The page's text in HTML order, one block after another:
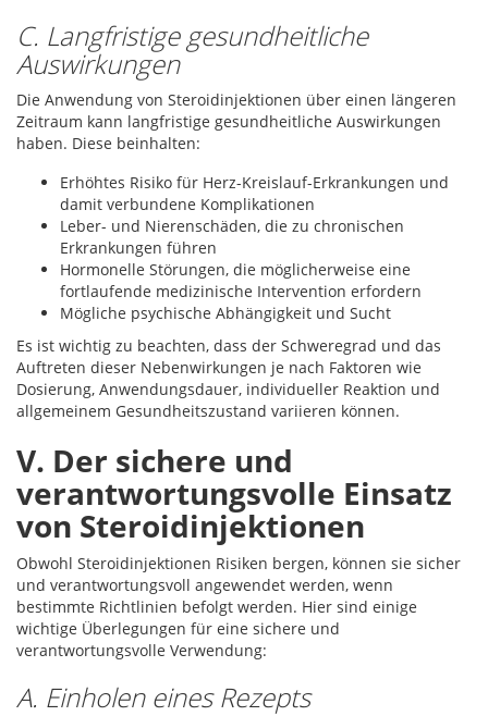
C. Langfristige gesundheitliche
Auswirkungen
Die Anwendung von Steroidinjektionen über einen längeren
Zeitraum kann langfristige gesundheitliche Auswirkungen
haben. Diese beinhalten:
Erhöhtes Risiko für Herz-Kreislauf-Erkrankungen und
damit verbundene Komplikationen
Leber- und Nierenschäden, die zu chronischen
Erkrankungen führen
Hormonelle Störungen, die möglicherweise eine
fortlaufende medizinische Intervention erfordern
Mögliche psychische Abhängigkeit und Sucht
Es ist wichtig zu beachten, dass der Schweregrad und das
Auftreten dieser Nebenwirkungen je nach Faktoren wie
Dosierung, Anwendungsdauer, individueller Reaktion und
allgemeinem Gesundheitszustand variieren können.
V. Der sichere und
verantwortungsvolle Einsatz
von Steroidinjektionen
Obwohl Steroidinjektionen Risiken bergen, können sie sicher
und verantwortungsvoll angewendet werden, wenn
bestimmte Richtlinien befolgt werden. Hier sind einige
wichtige Überlegungen für eine sichere und
verantwortungsvolle Verwendung:
A. Einholen eines Rezepts